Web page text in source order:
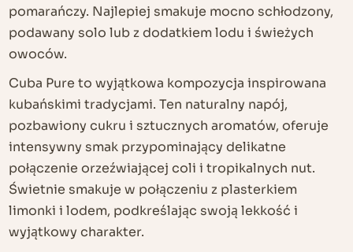
pomarańczy. Najlepiej smakuje mocno schłodzony,
podawany solo lub z dodatkiem lodu i świeżych
owoców.
Cuba Pure to wyjątkowa kompozycja inspirowana
kubańskimi tradycjami. Ten naturalny napój,
pozbawiony cukru i sztucznych aromatów, oferuje
intensywny smak przypominający delikatne
połączenie orzeźwiającej coli i tropikalnych nut.
Świetnie smakuje w połączeniu z plasterkiem
limonki i lodem, podkreślając swoją lekkość i
wyjątkowy charakter.